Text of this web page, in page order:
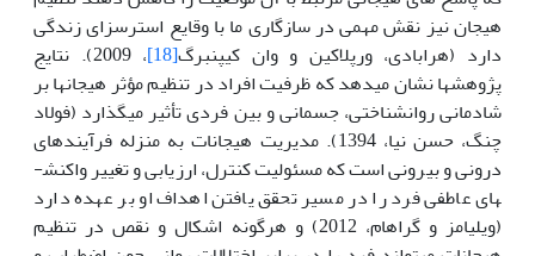
هیجان نیز نقش مهمی در سازگاری ما با وقایع استرس­زای زندگی
دارد (هرابادی، ورپلاکین و وان کیپنبرگ[18]
، 2009). نتایج
پژوهش­ها نشان می­دهد که ظرفیت افراد در تنظیم مؤثر هیجانها بر
شادمانی روانشناختی، جسمانی و بین فردی تأثیر می­گذارد (فولاد
چنگ، حسن نیا، 1394). مدیریت هیجانات به منزله فرآیندهای
درونی و بیرونی است که مسئولیت کنترل، ارزیابی و تغییر واکنش­
های عاطفی فرد را در مسیر تحقق یافتن اهداف او بر عهده دارد
(ویلیامز و گراهام، 2012) و هرگونه اشکال و نقص در تنظیم